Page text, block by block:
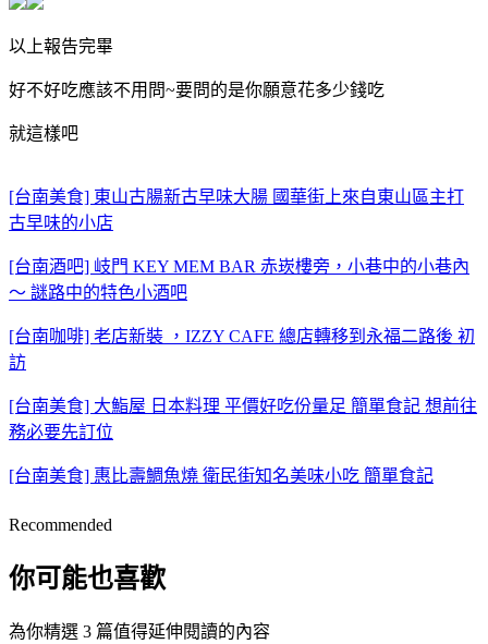
以上報告完畢
好不好吃應該不用問~要問的是你願意花多少錢吃
就這樣吧
[台南美食] 東山古腸新古早味大腸 國華街上來自東山區主打
古早味的小店
[台南酒吧] 岐門 KEY MEM BAR 赤崁樓旁，小巷中的小巷內
～ 謎路中的特色小酒吧
[台南咖啡] 老店新裝 ，IZZY CAFE 總店轉移到永福二路後 初
訪
[台南美食] 大鮨屋 日本料理 平價好吃份量足 簡單食記 想前往
務必要先訂位
[台南美食] 惠比壽鯛魚燒 衛民街知名美味小吃 簡單食記
Recommended
你可能也喜歡
為你精選 3 篇值得延伸閱讀的內容